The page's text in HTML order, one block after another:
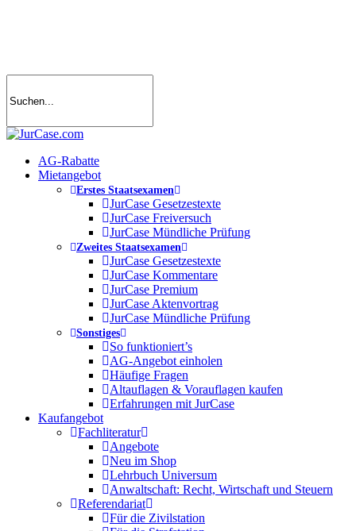
search
account
Menu
AG-Rabatte
Mietangebot
Erstes Staatsexamen
JurCase Gesetzestexte
JurCase Freiversuch
JurCase Mündliche Prüfung
Zweites Staatsexamen
JurCase Gesetzestexte
JurCase Kommentare
JurCase Premium
JurCase Aktenvortrag
JurCase Mündliche Prüfung
Sonstiges
So funktioniert’s
AG-Angebot einholen
Häufige Fragen
Altauflagen & Vorauflagen kaufen
Erfahrungen mit JurCase
Kaufangebot
Fachliteratur
Angebote
Neu im Shop
Lehrbuch Universum
Anwaltschaft: Recht, Wirtschaft und Steuern
Referendariat
Für die Zivilstation